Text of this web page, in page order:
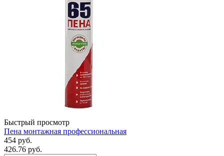
Быстрый просмотр
Пена монтажная профессиональная
454 руб.
426.76 руб.